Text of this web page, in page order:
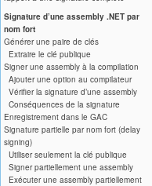
Signature d’une assembly .NET par
nom fort
Générer une paire de clés
Extraire le clé publique
Signer une assembly à la compilation
Ajouter une option au compilateur
Vérifier la signature d’une assembly
Conséquences de la signature
Enregistrement dans le GAC
Signature partielle par nom fort (delay
signing)
Utiliser seulement la clé publique
Signer partiellement une assembly
Exécuter une assembly partiellement